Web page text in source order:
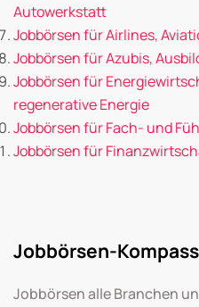
Autowerkstatt
Jobbörsen für Airlines,
Jobbörsen für Azubis,
Jobbörsen für
regenerative Energie
Jobbörsen für Fach- und
Jobbörsen für
Jobbörsen-
Jobbörsen alle Branchen